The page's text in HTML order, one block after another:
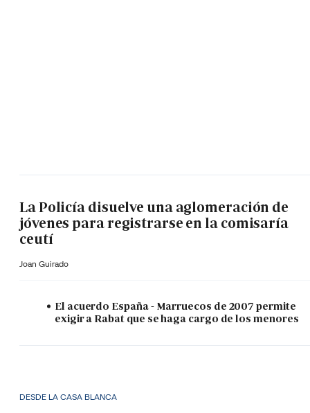
La Policía disuelve una aglomeración de
jóvenes para registrarse en la comisaría
ceutí
Joan Guirado
El acuerdo España - Marruecos de 2007 permite
exigir a Rabat que se haga cargo de los menores
DESDE LA CASA BLANCA